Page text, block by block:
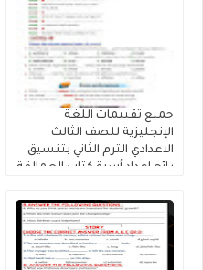
جميع تقييمات اللغة
الإنجليزية للصف الثالث
الاعدادي الترم الثاني بتنسيق
رائع إعداد أسرة كتاب العمالقة